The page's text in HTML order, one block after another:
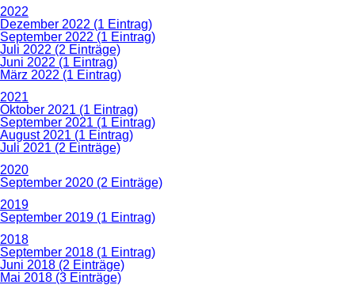
2022
Dezember 2022 (1 Eintrag)
September 2022 (1 Eintrag)
Juli 2022 (2 Einträge)
Juni 2022 (1 Eintrag)
März 2022 (1 Eintrag)
2021
Oktober 2021 (1 Eintrag)
September 2021 (1 Eintrag)
August 2021 (1 Eintrag)
Juli 2021 (2 Einträge)
2020
September 2020 (2 Einträge)
2019
September 2019 (1 Eintrag)
2018
September 2018 (1 Eintrag)
Juni 2018 (2 Einträge)
Mai 2018 (3 Einträge)